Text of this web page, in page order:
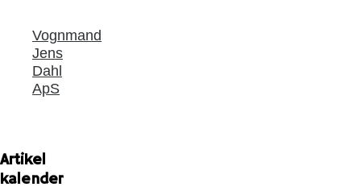
Vognmand
Jens
Dahl
ApS
Artikel
kalender